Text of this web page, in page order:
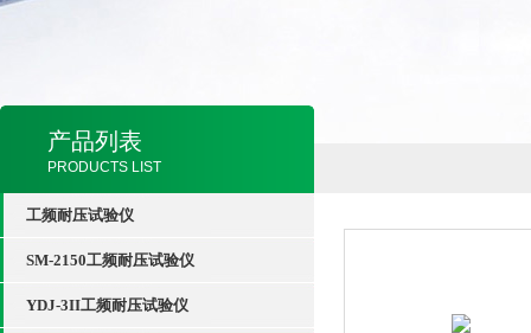
产品列表
PRODUCTS LIST
工频耐压试验仪
SM-2150工频耐压试验仪
YDJ-3II工频耐压试验仪